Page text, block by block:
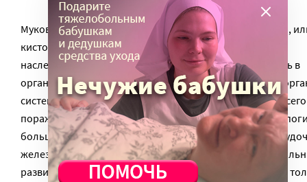
Муковисцидоз (лат: mucus, «слизь» + viscidus, «вязкий»),
кистозный фиброз — самая распространенная из
наследственных болезней. При этом заболевании слизь в
организме слишком густая. От этого страдают многие
системы — вязкая слизь закупоривает протоки. Чаще всего
поражены легкие, от дыхательной недостаточности и
большинство больных. Очень часто поражена
железа, нарушается работа кишечника, у некоторых
развивается цирроз печени. Муковисцидоз передается